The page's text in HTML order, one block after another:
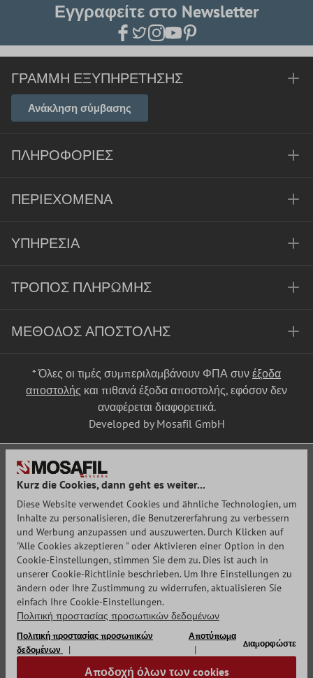
Εγγραφείτε στο Newsletter
ΓΡΑΜΜΉ ΕΞΥΠΗΡΈΤΗΣΗΣ
Ανάκληση σύμβασης
ΠΛΗΡΟΦΟΡΊΕΣ
ΠΕΡΙΕΧΌΜΕΝΑ
ΥΠΗΡΕΣΊΑ
ΤΡΌΠΟΣ ΠΛΗΡΩΜΉΣ
ΜΈΘΟΔΟΣ ΑΠΟΣΤΟΛΉΣ
* Όλες οι τιμές συμπεριλαμβάνουν ΦΠΑ συν έξοδα
αποστολής και πιθανά έξοδα αποστολής, εφόσον δεν
αναφέρεται διαφορετικά.
Developed by Mosafil GmbH
Kurz die Cookies, dann geht es weiter...
Diese Website verwendet Cookies und ähnliche Technologien, um
Inhalte zu personalisieren, die Benutzererfahrung zu verbessern
und Werbung anzupassen und auszuwerten. Durch Klicken auf
"Alle Cookies akzeptieren " oder Aktivieren einer Option in den
Cookie-Einstellungen, stimmen Sie dem zu. Dies ist auch in
unserer Cookie-Richtlinie beschrieben. Um Ihre Einstellungen zu
ändern oder Ihre Zustimmung zu widerrufen, aktualisieren Sie
einfach Ihre Cookie-Einstellungen.
Πολιτική προστασίας προσωπικών δεδομένων
Πολιτική προστασίας προσωπικών
δεδομένων
Αποτύπωμα
Διαμορφώστε
Αποδοχή όλων των cookies